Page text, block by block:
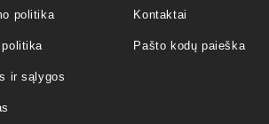
politika
ir sąlygos
Kontaktai
Pašto kodų paieška